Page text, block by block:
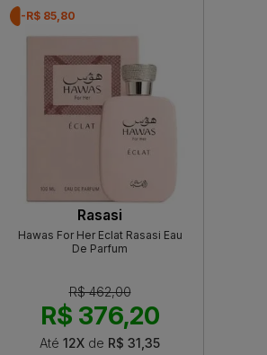
-R$ 85,80
Rasasi
Hawas For Her Eclat Rasasi Eau
De Parfum
R$ 462,00
R$ 376,20
Até 12X de R$ 31,35